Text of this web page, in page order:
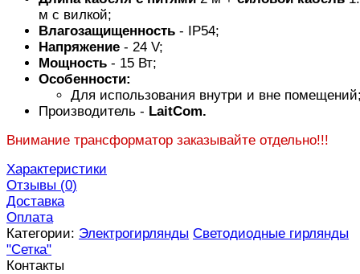
м с вилкой;
Влагозащищенность - IP54;
Напряжение - 24 V;
Мощность - 15 Вт;
Особенности:
Для использования внутри и вне
Производитель - LaitCom.
Внимание трансформатор заказывайте отдельно!!!
Характеристики
Отзывы (0)
Доставка
Оплата
Категории: Электрогирлянды Светодиодные гирлянды
"Сетка"
Контакты